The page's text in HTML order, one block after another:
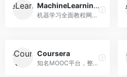
MachineLearningMastery
机器学习全面教程网站，专注于实用技能教学。面向开发者，提供机器学习算法、Python实现、项目实战等教程，实用性强。
Coursera
知名MOOC平台，整合全球顶尖大学课程资源。面向学习者，提供AI、机器学习、深度学习等课程，证书认可度高，课程质量专业。